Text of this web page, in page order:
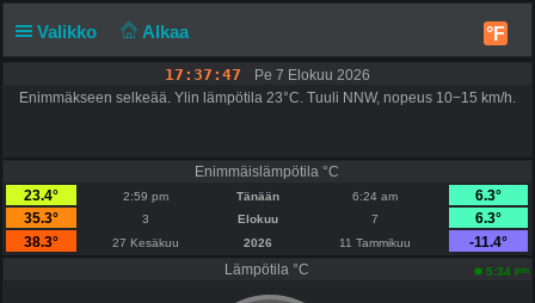
Valikko Alkaa °F
17:37:47
Pe 7 Elokuu 2026
Enimmäkseen selkeää. Ylin lämpötila 23°C. Tuuli NNW, nopeus 10−15 km/h.
Enimmäislämpötila °C
23.4°
2:59 pm Tänään 6:24 am
6.3°
35.3°
3 Elokuu 7
6.3°
38.3°
27 Kesäkuu 2026 11 Tammikuu
-11.4°
Lämpötila °C
5:34 pm